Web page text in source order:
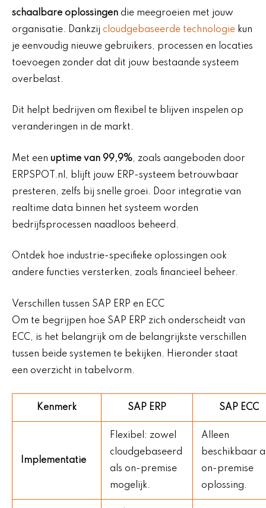
schaalbare oplossingen die meegroeien met jouw
organisatie. Dankzij cloudgebaseerde technologie kun
je eenvoudig nieuwe gebruikers, processen en locaties
toevoegen zonder dat dit jouw bestaande systeem
overbelast.
Dit helpt bedrijven om flexibel te blijven inspelen op
veranderingen in de markt.
Met een uptime van 99,9%, zoals aangeboden door
ERPSPOT.nl, blijft jouw ERP-systeem betrouwbaar
presteren, zelfs bij snelle groei. Door integratie van
realtime data binnen het systeem worden
bedrijfsprocessen naadloos beheerd.
Ontdek hoe industrie-specifieke oplossingen ook
andere functies versterken, zoals financieel beheer.
Verschillen tussen SAP ERP en ECC
Om te begrijpen hoe SAP ERP zich onderscheidt van
ECC, is het belangrijk om de belangrijkste verschillen
tussen beide systemen te bekijken. Hieronder staat
een overzicht in tabelvorm.
Kenmerk SAP ERP SAP ECC
Implementatie
Flexibel: zowel
cloudgebaseerd
als on-premise
mogelijk.
Alleen
beschikbaar
on-premise
oplossing.